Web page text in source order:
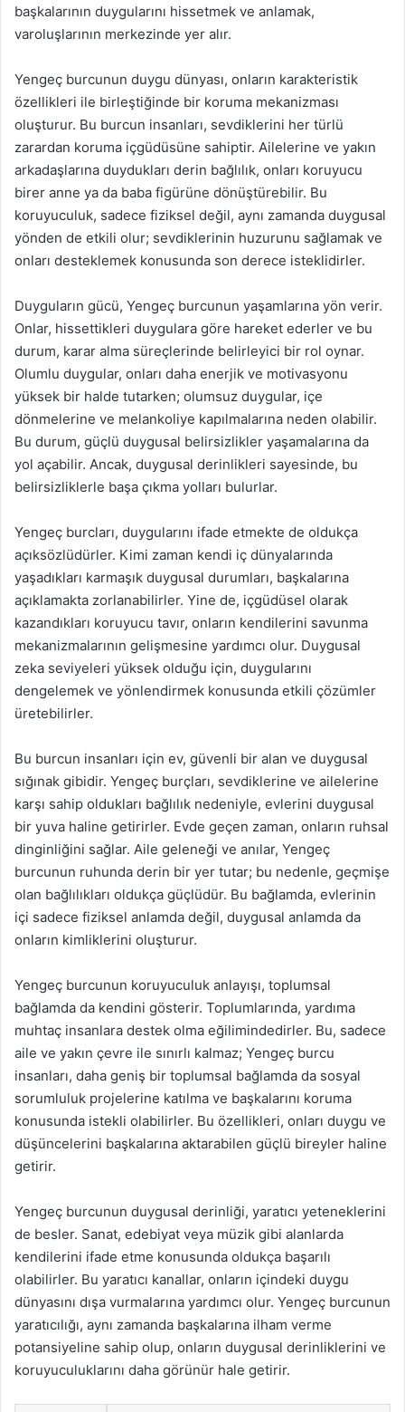
başkalarının duygularını hissetmek ve anlamak,
varoluşlarının merkezinde yer alır.
Yengeç burcunun duygu dünyası, onların karakteristik
özellikleri ile birleştiğinde bir koruma mekanizması
oluşturur. Bu burcun insanları, sevdiklerini her türlü
zarardan koruma içgüdüsüne sahiptir. Ailelerine ve yakın
arkadaşlarına duydukları derin bağlılık, onları koruyucu
birer anne ya da baba figürüne dönüştürebilir. Bu
koruyuculuk, sadece fiziksel değil, aynı zamanda duygusal
yönden de etkili olur; sevdiklerinin huzurunu sağlamak ve
onları desteklemek konusunda son derece isteklidirler.
Duyguların gücü, Yengeç burcunun yaşamlarına yön verir.
Onlar, hissettikleri duygulara göre hareket ederler ve bu
durum, karar alma süreçlerinde belirleyici bir rol oynar.
Olumlu duygular, onları daha enerjik ve motivasyonu
yüksek bir halde tutarken; olumsuz duygular, içe
dönmelerine ve melankoliye kapılmalarına neden olabilir.
Bu durum, güçlü duygusal belirsizlikler yaşamalarına da
yol açabilir. Ancak, duygusal derinlikleri sayesinde, bu
belirsizliklerle başa çıkma yolları bulurlar.
Yengeç burcları, duygularını ifade etmekte de oldukça
açıksözlüdürler. Kimi zaman kendi iç dünyalarında
yaşadıkları karmaşık duygusal durumları, başkalarına
açıklamakta zorlanabilirler. Yine de, içgüdüsel olarak
kazandıkları koruyucu tavır, onların kendilerini savunma
mekanizmalarının gelişmesine yardımcı olur. Duygusal
zeka seviyeleri yüksek olduğu için, duygularını
dengelemek ve yönlendirmek konusunda etkili çözümler
üretebilirler.
Bu burcun insanları için ev, güvenli bir alan ve duygusal
sığınak gibidir. Yengeç burçları, sevdiklerine ve ailelerine
karşı sahip oldukları bağlılık nedeniyle, evlerini duygusal
bir yuva haline getirirler. Evde geçen zaman, onların ruhsal
dinginliğini sağlar. Aile geleneği ve anılar, Yengeç
burcunun ruhunda derin bir yer tutar; bu nedenle, geçmişe
olan bağlılıkları oldukça güçlüdür. Bu bağlamda, evlerinin
içi sadece fiziksel anlamda değil, duygusal anlamda da
onların kimliklerini oluşturur.
Yengeç burcunun koruyuculuk anlayışı, toplumsal
bağlamda da kendini gösterir. Toplumlarında, yardıma
muhtaç insanlara destek olma eğilimindedirler. Bu, sadece
aile ve yakın çevre ile sınırlı kalmaz; Yengeç burcu
insanları, daha geniş bir toplumsal bağlamda da sosyal
sorumluluk projelerine katılma ve başkalarını koruma
konusunda istekli olabilirler. Bu özellikleri, onları duygu ve
düşüncelerini başkalarına aktarabilen güçlü bireyler haline
getirir.
Yengeç burcunun duygusal derinliği, yaratıcı yeteneklerini
de besler. Sanat, edebiyat veya müzik gibi alanlarda
kendilerini ifade etme konusunda oldukça başarılı
olabilirler. Bu yaratıcı kanallar, onların içindeki duygu
dünyasını dışa vurmalarına yardımcı olur. Yengeç burcunun
yaratıcılığı, aynı zamanda başkalarına ilham verme
potansiyeline sahip olup, onların duygusal derinliklerini ve
koruyuculuklarını daha görünür hale getirir.